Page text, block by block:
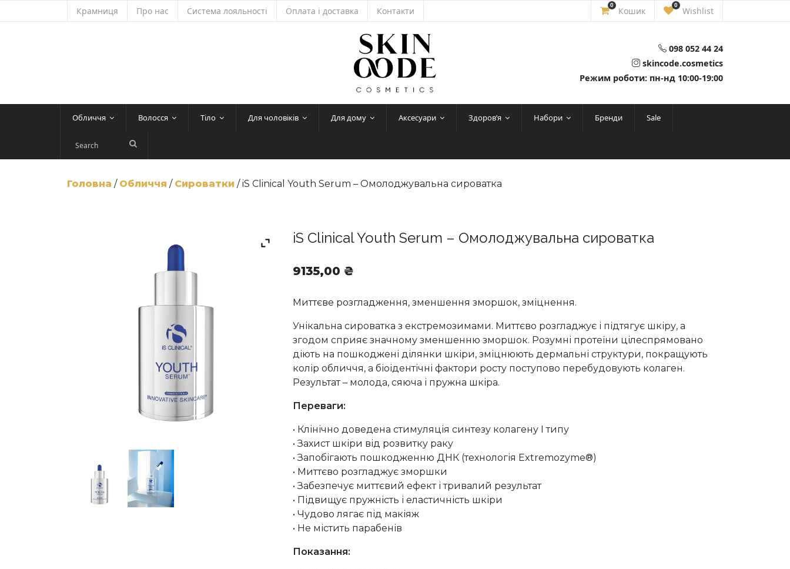
Крамниця Про нас Система лояльності Оплата і доставка Контакти
0
Кошик
0
Wishlist
098 052 44 24
skincode.cosmetics
Режим роботи: пн-нд 10:00-19:00
Обличчя Волосся Тіло Для чоловіків Для дому Аксесуари Здоров’я Набори Бренди Sale
Головна / Обличчя / Сироватки / iS Clinical Youth Serum – Омолоджувальна сироватка
iS Clinical Youth Serum – Омолоджувальна сироватка
9135,00 ₴
Миттєве розгладження, зменшення зморшок, зміцнення.
Унікальна сироватка з екстремозимами. Миттєво розгладжує і підтягує шкіру, а
згодом сприяє значному зменшенню зморшок. Розумні протеїни цілеспрямовано
діють на пошкоджені ділянки шкіри, зміцнюють дермальні структури, покращують
колір обличчя, а біоідентічні фактори росту поступово перебудовують колаген.
Результат – молода, сяюча і пружна шкіра.
Переваги:
• Клінічно доведена стимуляція синтезу колагену I типу
• Захист шкіри від розвитку раку
• Запобігають пошкодженню ДНК (технологія Extremozyme®)
• Миттєво розгладжує зморшки
• Забезпечує миттєвий ефект і тривалий результат
• Підвищує пружність і еластичність шкіри
• Чудово лягає під макіяж
• Не містить парабенів
Показання: